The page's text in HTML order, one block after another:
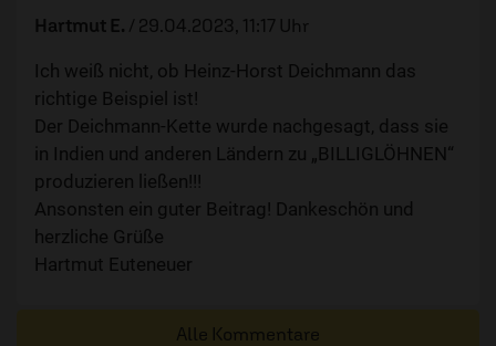
Hartmut E. / 29.04.2023, 11:17 Uhr
Ich weiß nicht, ob Heinz-Horst Deichmann das
richtige Beispiel ist!
Der Deichmann-Kette wurde nachgesagt, dass sie
in Indien und anderen Ländern zu „BILLIGLÖHNEN“
produzieren ließen!!!
Ansonsten ein guter Beitrag! Dankeschön und
herzliche Grüße
Hartmut Euteneuer
Alle Kommentare